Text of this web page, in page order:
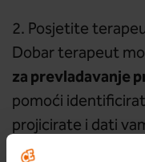
2. Posjetite
Dobar terapeut
za prevladavanje
pomoći
projicirate i dati
prestanete.